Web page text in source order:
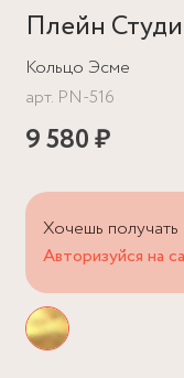
Плейн
Кольцо Эсме
арт. PN-516
9 580 ₽
Хочешь
Авторизуйся на